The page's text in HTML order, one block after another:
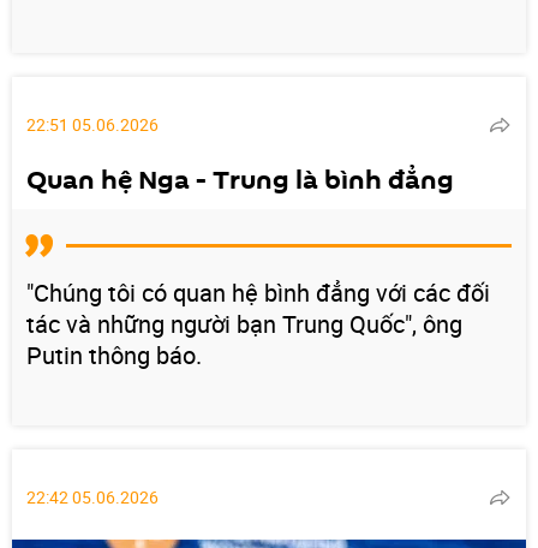
22:51 05.06.2026
Quan hệ Nga - Trung là bình đẳng
"Chúng tôi có quan hệ bình đẳng với các đối
tác và những người bạn Trung Quốc", ông
Putin thông báo.
22:42 05.06.2026